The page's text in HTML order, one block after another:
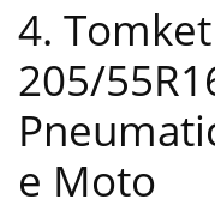
4.
205/
e Moto